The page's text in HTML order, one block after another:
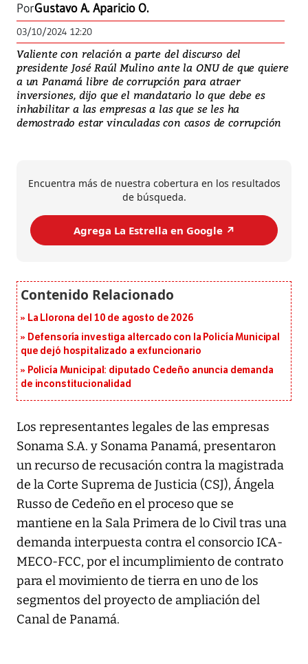
PorGustavo A. Aparicio O.
03/10/2024 12:20
Valiente con relación a parte del discurso del
presidente José Raúl Mulino ante la ONU de que quiere
a un Panamá libre de corrupción para atraer
inversiones, dijo que el mandatario lo que debe es
inhabilitar a las empresas a las que se les ha
demostrado estar vinculadas con casos de corrupción
Encuentra más de nuestra cobertura en los resultados
de búsqueda.
Agrega La Estrella en Google ↗️
La Llorona del 10 de agosto de 2026
Defensoría investiga altercado con la Policía Municipal
que dejó hospitalizado a exfuncionario
Policía Municipal: diputado Cedeño anuncia demanda
de inconstitucionalidad
Los representantes legales de las empresas
Sonama S.A. y Sonama Panamá, presentaron
un recurso de recusación contra la magistrada
de la Corte Suprema de Justicia (CSJ), Ángela
Russo de Cedeño en el proceso que se
mantiene en la Sala Primera de lo Civil tras una
demanda interpuesta contra el consorcio ICA-
MECO-FCC, por el incumplimiento de contrato
para el movimiento de tierra en uno de los
segmentos del proyecto de ampliación del
Canal de Panamá.